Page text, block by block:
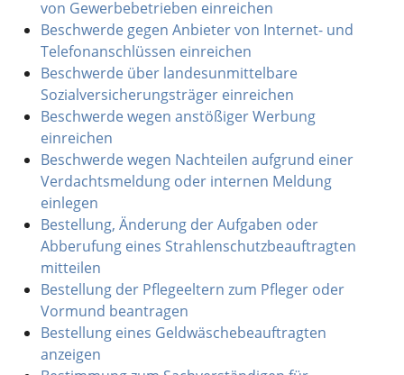
von Gewerbebetrieben einreichen
Beschwerde gegen Anbieter von Internet- und
Telefonanschlüssen einreichen
Beschwerde über landesunmittelbare
Sozialversicherungsträger einreichen
Beschwerde wegen anstößiger Werbung
einreichen
Beschwerde wegen Nachteilen aufgrund einer
Verdachtsmeldung oder internen Meldung
einlegen
Bestellung, Änderung der Aufgaben oder
Abberufung eines Strahlenschutzbeauftragten
mitteilen
Bestellung der Pflegeeltern zum Pfleger oder
Vormund beantragen
Bestellung eines Geldwäschebeauftragten
anzeigen